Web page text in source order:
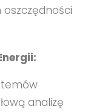
analizę